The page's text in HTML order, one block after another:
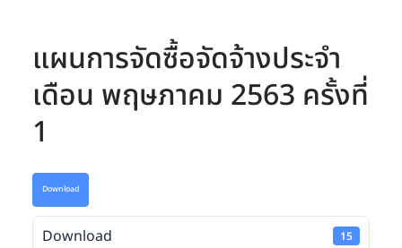
แผนการจัดซื้อจัดจ้างประจำ
เดือน พฤษภาคม 2563 ครั้งที่
1
Download
Download 15